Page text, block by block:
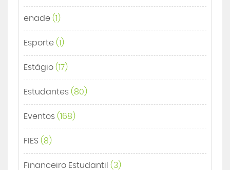
enade (1)
Esporte (1)
Estágio (17)
Estudantes (80)
Eventos (168)
FIES (8)
Financeiro Estudantil (3)